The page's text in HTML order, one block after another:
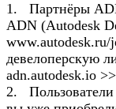
1. Партнёры
ADN (Autodesk
www.autodesk.ru/
девелоперскую
adn.autodesk.io
2.